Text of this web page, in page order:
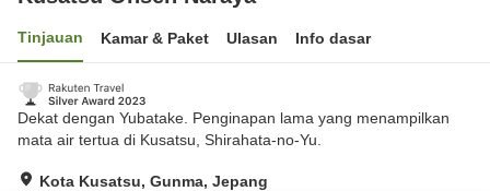
Tinjauan Kamar & Paket Ulasan Info dasar
Dekat dengan Yubatake. Penginapan lama yang menampilkan
mata air tertua di Kusatsu, Shirahata-no-Yu.
Kota Kusatsu, Gunma, Jepang